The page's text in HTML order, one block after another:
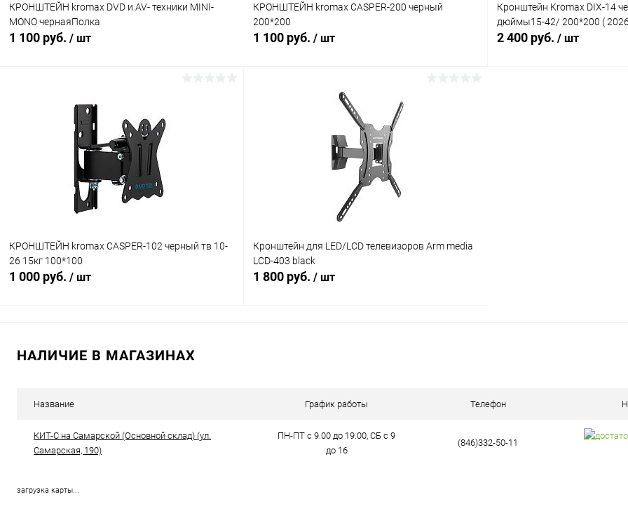
КРОНШТЕЙН kromax DVD и AV- техники MINI-
MONO чернаяПолка
1 100 руб. / шт
В наличии (1)
КРОНШТЕЙН kromax CASPER-200 черный
200*200
1 100 руб. / шт
Кронштейн Kromax DIX-14
дюймы15-42/ 200*200 (
2 400 руб. / шт
КРОНШТЕЙН kromax CASPER-102 черный тв 10-
26 15кг 100*100
1 000 руб. / шт
Кронштейн для LED/LCD телевизоров Arm media
LCD-403 black
1 800 руб. / шт
НАЛИЧИЕ В МАГАЗИНАХ
Название График работы Телефон
КИТ-С на Самарской (Основной склад) (ул.
Самарская, 190)
ПН-ПТ с 9.00 до 19.00, СБ с 9
до 16
(846)332-50-11
загрузка карты...